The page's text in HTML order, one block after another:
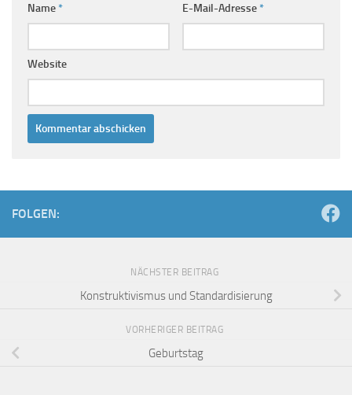
Name* E-Mail-Adresse*
Website
FOLGEN:
NÄCHSTER BEITRAG
Konstruktivismus und Standardisierung
VORHERIGER BEITRAG
Geburtstag